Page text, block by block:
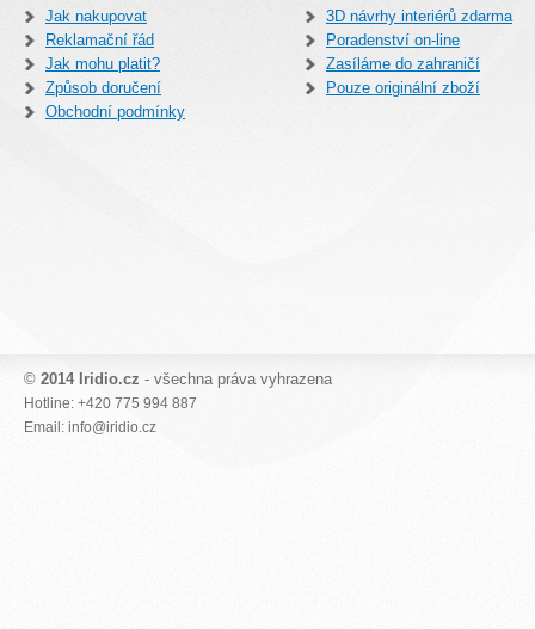
Jak nakupovat
Reklamační řád
Jak mohu platit?
Způsob doručení
Obchodní podmínky
3D návrhy interiérů zdarma
Poradenství on-line
Zasíláme do zahraničí
Pouze originální zboží
© 2014 Iridio.cz - všechna práva vyhrazena
Hotline: +420 775 994 887
Email: info@iridio.cz